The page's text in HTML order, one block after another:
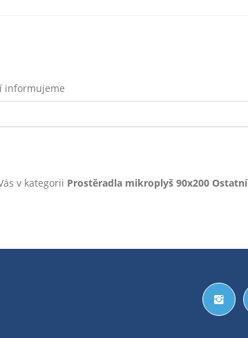
informujeme
v kategorii Prostěradla mikroplyš 90x200 Ostatní